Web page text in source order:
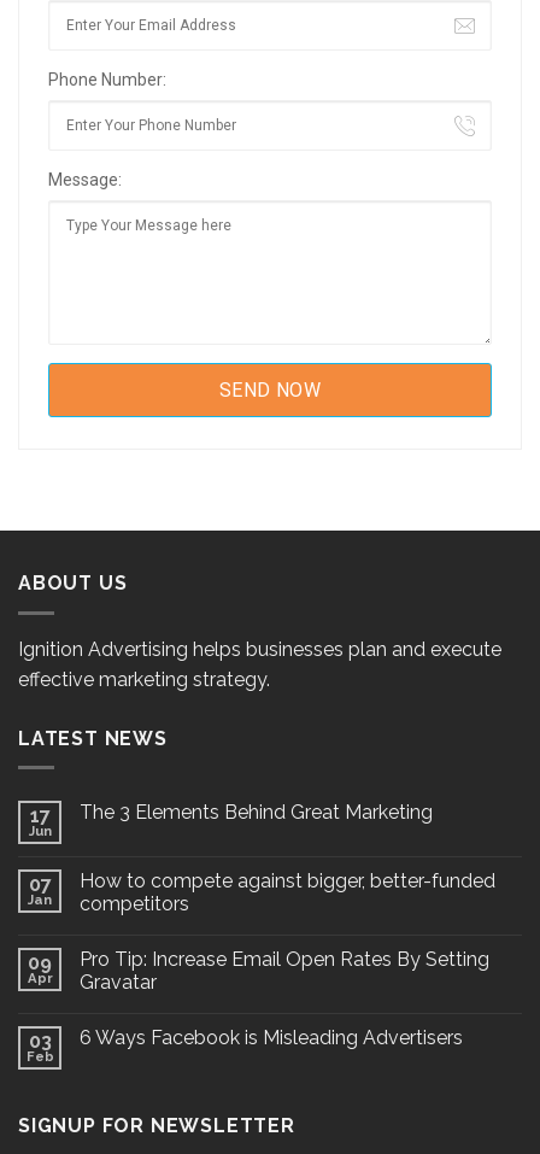
Phone Number:
Message:
ABOUT US
Ignition Advertising helps businesses plan and execute
effective marketing strategy.
LATEST NEWS
17
Jun
The 3 Elements Behind Great Marketing
07
Jan
How to compete against bigger, better-funded
competitors
09
Apr
Pro Tip: Increase Email Open Rates By Setting
Gravatar
03
Feb
6 Ways Facebook is Misleading Advertisers
SIGNUP FOR NEWSLETTER